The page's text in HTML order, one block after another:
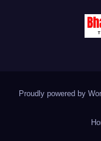
Proudly powered by